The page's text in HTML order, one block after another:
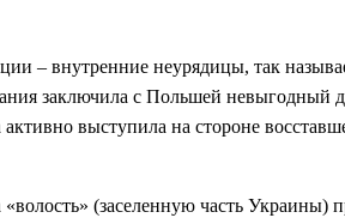
– внутренние неурядицы, так
заключила с Польшей невыгодный
выступила на стороне
(заселенную часть